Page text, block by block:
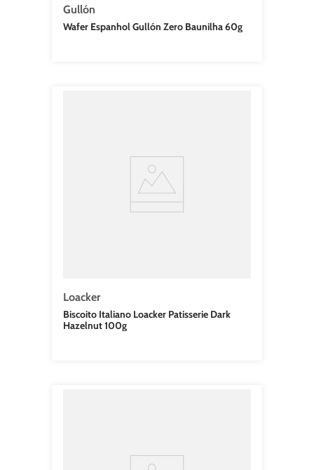
Gullón
Wafer Espanhol Gullón Zero Baunilha 60g
Loacker
Biscoito Italiano Loacker Patisserie Dark
Hazelnut 100g